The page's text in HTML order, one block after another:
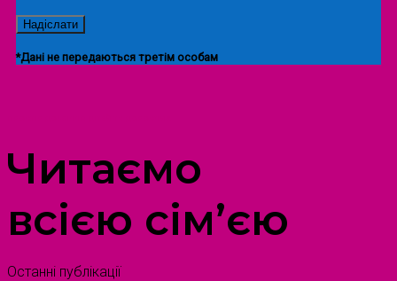
*Дані не передаються третім особам
Читаємо
всією сім’єю
Останні публікації